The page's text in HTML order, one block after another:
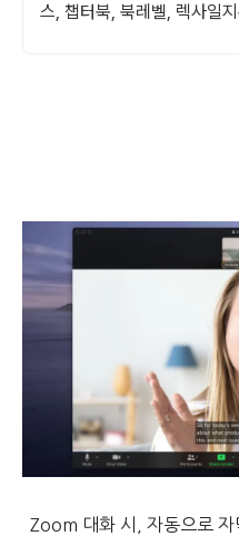
스, 챕터북, 북레벨, 렉사일
Zoom 대화 시, 자동으로 자